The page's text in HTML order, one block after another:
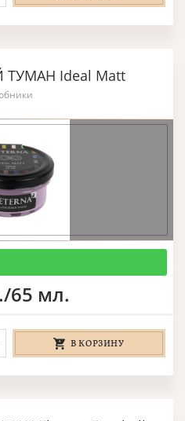
Ideal Matt
65 мл.
В КОРЗИНУ